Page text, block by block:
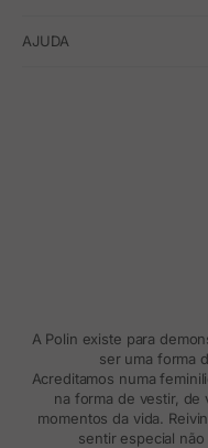
AJUDA
A Polin existe para
ser uma forma
Acreditamos numa
na forma de vestir,
momentos da vida.
sentir especial